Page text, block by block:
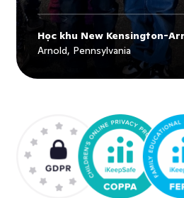
Học khu New Kensington-
Arnold, Pennsylvania
Explore
Học khu New
Arnold's story